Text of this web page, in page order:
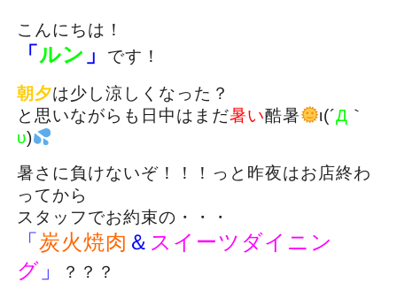
こんにちは！
「 ルン 」
です！
朝夕は少し涼しくなった？
と思いながらも日中はまだ暑い酷暑 ι(´Д ｀
υ)
暑さに負けないぞ！！！っと昨夜はお店終わ
ってから
スタッフでお約束の・・・
「 炭火焼肉 ＆ スイーツダイニン
グ 」 ？？？